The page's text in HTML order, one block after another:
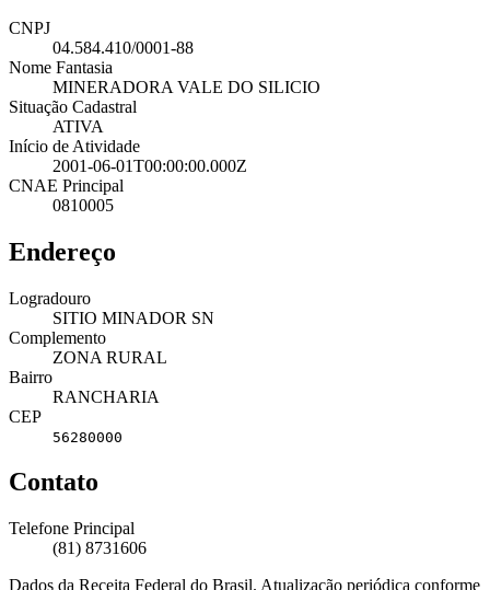
CNPJ
04.584.410/0001-88
Nome Fantasia
MINERADORA VALE DO SILICIO
Situação Cadastral
ATIVA
Início de Atividade
2001-06-01T00:00:00.000Z
CNAE Principal
0810005
Endereço
Logradouro
SITIO MINADOR SN
Complemento
ZONA RURAL
Bairro
RANCHARIA
CEP
56280000
Contato
Telefone Principal
(81) 8731606
Dados da Receita Federal do Brasil. Atualização periódica conforme